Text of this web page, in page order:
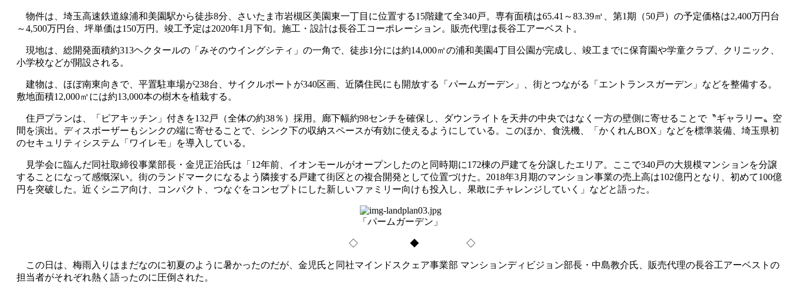
物件は、埼玉高速鉄道線浦和美園駅から徒歩8分、さいたま市岩槻区美園東一丁目に位置する15階建て全340戸。専有面積は65.41～83.39㎡、第1期（50戸）の予定価格は2,400万円台
～4,500万円台、坪単価は150万円。竣工予定は2020年1月下旬。施工・設計は長谷工コーポレーション。販売代理は長谷工アーベスト。
現地は、総開発面積約313ヘクタールの「みそのウイングシティ」の一角で、徒歩1分には約14,000㎡の浦和美園4丁目公園が完成し、竣工までに保育園や学童クラブ、クリニック、
小学校などが開設される。
建物は、ほぼ南東向きで、平置駐車場が238台、サイクルポートが340区画、近隣住民にも開放する「パームガーデン」、街とつながる「エントランスガーデン」などを整備する。
敷地面積12,000㎡には約13,000本の樹木を植栽する。
住戸プランは、「ピアキッチン」付きを132戸（全体の約38％）採用。廊下幅約98センチを確保し、ダウンライトを天井の中央ではなく一方の壁側に寄せることで〝ギャラリー〟空
間を演出。ディスポーザーもシンクの端に寄せることで、シンク下の収納スペースが有効に使えるようにしている。このほか、食洗機、「かくれんBOX」などを標準装備、埼玉県初
のセキュリティシステム「ワイレモ」を導入している。
見学会に臨んだ同社取締役事業部長・金児正治氏は「12年前、イオンモールがオープンしたのと同時期に172棟の戸建てを分譲したエリア。ここで340戸の大規模マンションを分譲
することになって感慨深い。街のランドマークになるよう隣接する戸建て街区との複合開発として位置づけた。2018年3月期のマンション事業の売上高は102億円となり、初めて100億
円を突破した。近くシニア向け、コンパクト、つなぐをコンセプトにした新しいファミリー向けも投入し、果敢にチャレンジしていく」などと語った。
「パームガーデン」
◇ ◆ ◇
この日は、梅雨入りはまだなのに初夏のように暑かったのだが、金児氏と同社マインドスクェア事業部 マンションディビジョン部長・中島教介氏、販売代理の長谷工アーベストの
担当者がそれぞれ熱く語ったのに圧倒された。